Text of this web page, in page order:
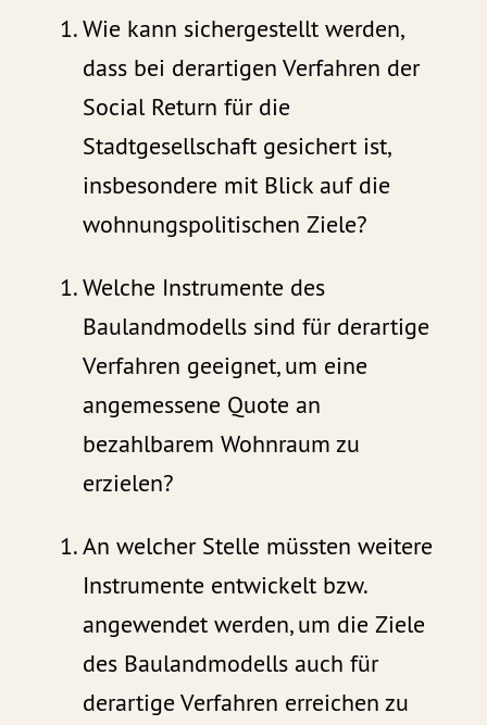
Wie kann sichergestellt werden,
dass bei derartigen Verfahren der
Social Return für die
Stadtgesellschaft gesichert ist,
insbesondere mit Blick auf die
wohnungspolitischen Ziele?
Welche Instrumente des
Baulandmodells sind für derartige
Verfahren geeignet, um eine
angemessene Quote an
bezahlbarem Wohnraum zu
erzielen?
An welcher Stelle müssten weitere
Instrumente entwickelt bzw.
angewendet werden, um die Ziele
des Baulandmodells auch für
derartige Verfahren erreichen zu